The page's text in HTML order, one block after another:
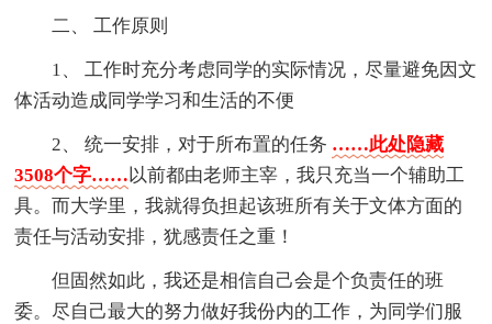
二、 工作原则
1、 工作时充分考虑同学的实际情况，尽量避免因文
体活动造成同学学习和生活的不便
2、 统一安排，对于所布置的任务 ……此处隐藏
3508个字……以前都由老师主宰，我只充当一个辅助工
具。而大学里，我就得负担起该班所有关于文体方面的
责任与活动安排，犹感责任之重！
但固然如此，我还是相信自己会是个负责任的班
委。尽自己最大的努力做好我份内的工作，为同学们服